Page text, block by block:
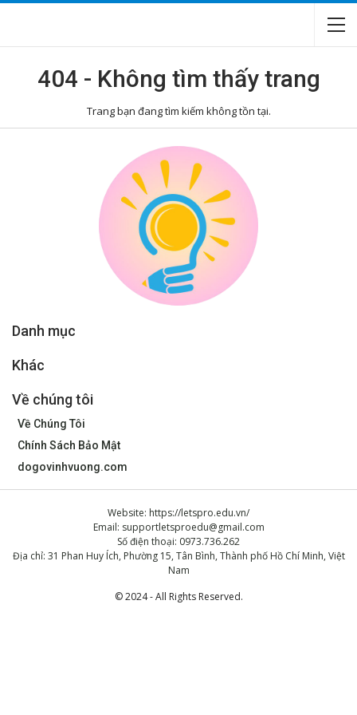
404 - Không tìm thấy trang
Trang bạn đang tìm kiếm không tồn tại.
Danh mục
Khác
Về chúng tôi
Về Chúng Tôi
Chính Sách Bảo Mật
dogovinhvuong.com
Website: https://letspro.edu.vn/
Email: supportletsproedu@gmail.com
Số điện thoại: 0973.736.262
Địa chỉ: 31 Phan Huy Ích, Phường 15, Tân Bình, Thành phố Hồ Chí Minh, Việt
Nam
© 2024 - All Rights Reserved.